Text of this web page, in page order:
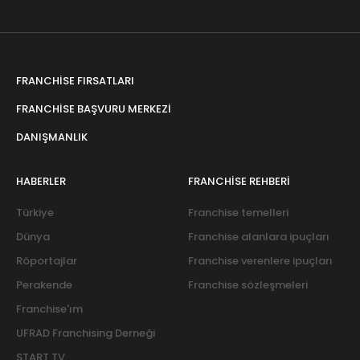
FRANCHISE FIRSATLARI
FRANCHISE BAŞVURU MERKEZI
DANIŞMANLIK
HABERLER
Türkiye
Dünya
Röportajlar
Perakende
Franchise'ım
UFRAD Franchising Derneği
FRANCHISE REHBERI
Franchise temelleri
Franchise alanlara ipuçları
Franchise verenlere ipuçları
Franchise sözleşmeleri